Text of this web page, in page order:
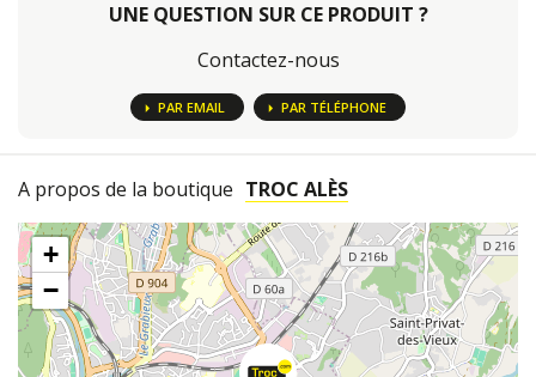
UNE QUESTION SUR CE PRODUIT ?
Contactez-nous
PAR EMAIL PAR TÉLÉPHONE
A propos de la boutique TROC ALÈS
+
−